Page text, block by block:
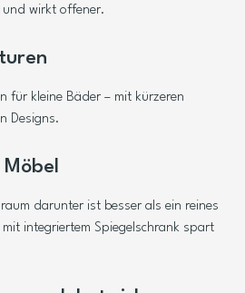
und wirkt offener.
für kleine Bäder – mit kürzeren
Designs.
darunter ist besser als ein reines
mit integriertem Spiegelschrank spart